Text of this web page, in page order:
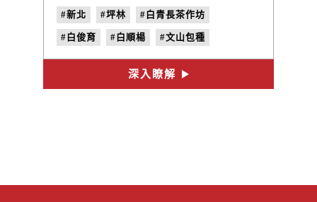
的時下青年男子，迴游青農的路途上又是
什麼風景。
#新北 #坪林 #白青長茶作坊
#白俊育 #白順楊 #文山包種
深入瞭解